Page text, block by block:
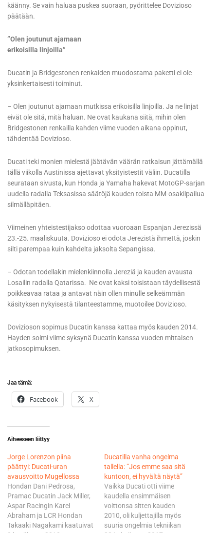
käänny. Se vain haluaa puskea suoraan, pyörittelee Dovizioso
päätään.
”Olen joutunut ajamaan
erikoisilla linjoilla”
Ducatin ja Bridgestonen renkaiden muodostama paketti ei ole
yksinkertaisesti toiminut.
– Olen joutunut ajamaan mutkissa erikoisilla linjoilla. Ja ne linjat
eivät ole sitä, mitä haluan. Ne ovat kaukana siitä, mihin olen
Bridgestonen renkailla kahden viime vuoden aikana oppinut,
tähdentää Dovizioso.
Ducati teki monien mielestä jäätävän väärän ratkaisun jättämällä
tällä viikolla Austinissa ajettavat yksityistestit väliin. Ducatilla
seurataan sivusta, kun Honda ja Yamaha hakevat MotoGP-sarjan
uudella radalla Teksasissa säätöjä kauden toista MM-osakilpailua
silmälläpitäen.
Viimeinen yhteistestijakso odottaa vuoroaan Espanjan Jerezissä
23.-25. maaliskuuta. Dovizioso ei odota Jerezistä ihmettä, joskin
silti parempaa kuin kahdelta jaksolta Sepangissa.
– Odotan todellakin mielenkiinnolla Jereziä ja kauden avausta
Losailin radalla Qatarissa. Ne ovat kaksi toisistaan täydellisestä
poikkeavaa rataa ja antavat näin ollen minulle selkeämmän
käsityksen nykyisestä tilanteestamme, muotoilee Dovizioso.
Dovizioson sopimus Ducatin kanssa kattaa myös kauden 2014.
Hayden solmi viime syksynä Ducatin kanssa vuoden mittaisen
jatkosopimuksen.
Jaa tämä:
Facebook X
Aiheeseen liittyy
Jorge Lorenzon piina
päättyi: Ducati-uran
avausvoitto Mugellossa
Hondan Dani Pedrosa,
Pramac Ducatin Jack Miller,
Aspar Racingin Karel
Abraham ja LCR Hondan
Takaaki Nagakami kaatuivat
Ducatilla vanha ongelma
tallella: ”Jos emme saa sitä
kuntoon, ei hyvältä näytä”
Vaikka Ducati otti viime
kaudella ensimmäisen
voittonsa sitten kauden
2010, oli kuljettajilla myös
suuria ongelmia tekniikan